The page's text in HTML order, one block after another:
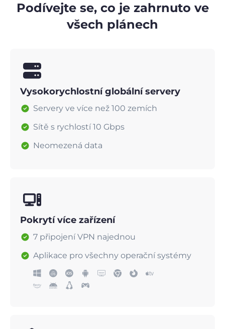
Podívejte se, co je zahrnuto ve
všech plánech
Vysokorychlostní globální servery
Servery ve více než 100 zemích
Sítě s rychlostí 10 Gbps
Neomezená data
Pokrytí více zařízení
7 připojení VPN najednou
Aplikace pro všechny operační systémy